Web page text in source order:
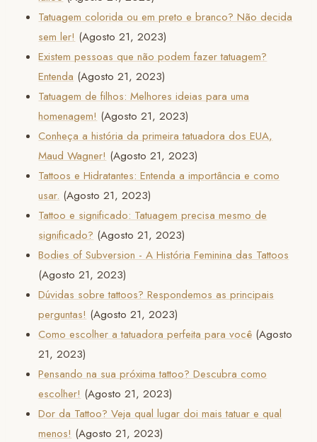
Tatuagem colorida ou em preto e branco? Não decida
sem ler! (Agosto 21, 2023)
Existem pessoas que não podem fazer tatuagem?
Entenda (Agosto 21, 2023)
Tatuagem de filhos: Melhores ideias para uma
homenagem! (Agosto 21, 2023)
Conheça a história da primeira tatuadora dos EUA,
Maud Wagner! (Agosto 21, 2023)
Tattoos e Hidratantes: Entenda a importância e como
usar. (Agosto 21, 2023)
Tattoo e significado: Tatuagem precisa mesmo de
significado? (Agosto 21, 2023)
Bodies of Subversion - A História Feminina das Tattoos
(Agosto 21, 2023)
Dúvidas sobre tattoos? Respondemos as principais
perguntas! (Agosto 21, 2023)
Como escolher a tatuadora perfeita para você (Agosto
21, 2023)
Pensando na sua próxima tattoo? Descubra como
escolher! (Agosto 21, 2023)
Dor da Tattoo? Veja qual lugar doi mais tatuar e qual
menos! (Agosto 21, 2023)